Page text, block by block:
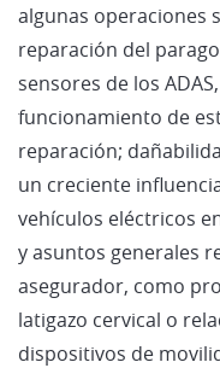
algunas operaciones
reparación del
sensores de los
funcionamiento de
reparación;
un creciente
vehículos eléctricos
y asuntos generales
asegurador, como
latigazo cervical o
dispositivos de